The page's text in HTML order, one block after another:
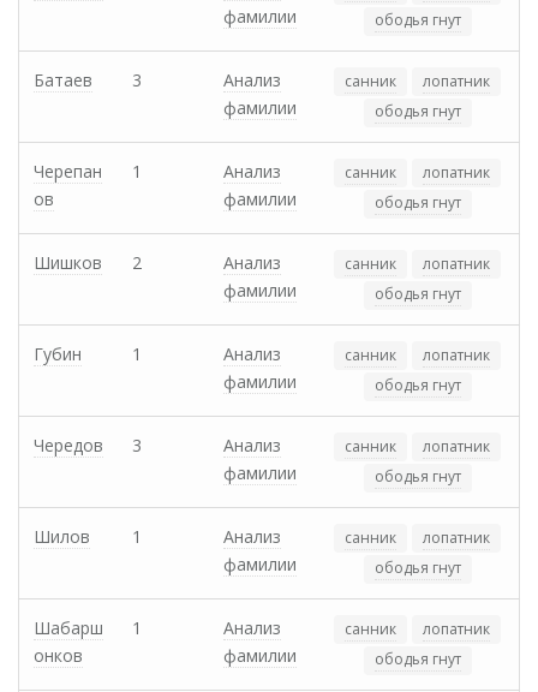
фамилии
ободья гнут
Батаев 3
Анализ
фамилии
санник
лопатник
ободья гнут
Черепан
ов
1
Анализ
фамилии
санник
лопатник
ободья гнут
Шишков 2
Анализ
фамилии
санник
лопатник
ободья гнут
Губин 1
Анализ
фамилии
санник
лопатник
ободья гнут
Чередов 3
Анализ
фамилии
санник
лопатник
ободья гнут
Шилов 1
Анализ
фамилии
санник
лопатник
ободья гнут
Шабарш
онков
1
Анализ
фамилии
санник
лопатник
ободья гнут